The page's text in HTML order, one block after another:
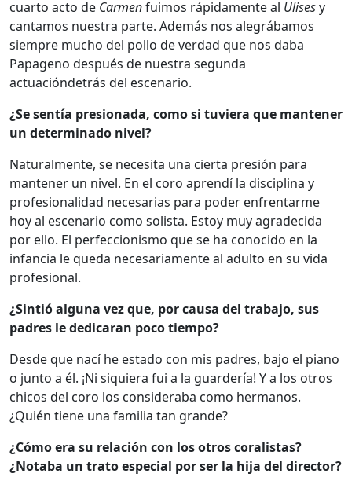
cuarto acto de Carmenfuimos rápidamente al Ulisesy
cantamos nuestra parte. Además nos alegrábamos
siempre mucho del pollo de verdad que nos daba
Papageno después de nuestra segunda
actuacióndetrás del escenario.
¿Se sentía presionada, como si tuviera que mantener
un determinado nivel?
Naturalmente, se necesita una cierta presión para
mantener un nivel. En el coro aprendí la disciplina y
profesionalidad necesarias para poder enfrentarme
hoy al escenario como solista. Estoy muy agradecida
por ello. El perfeccionismo que se ha conocido en la
infancia le queda necesariamente al adulto en su vida
profesional.
¿Sintió alguna vez que, por causa del trabajo, sus
padres le dedicaran poco tiempo?
Desde que nací he estado con mis padres, bajo el piano
o junto a él. ¡Ni siquiera fui a la guardería! Y a los otros
chicos del coro los consideraba como hermanos.
¿Quién tiene una familia tan grande?
¿Cómo era su relación con los otros coralistas?
¿Notaba un trato especial por ser la hija del director?